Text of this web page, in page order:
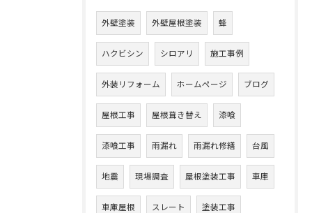
外壁塗装 外壁屋根塗装 蜂
ハクビシン シロアリ 施工事例
外装リフォーム ホームページ ブログ
屋根工事 屋根葺き替え 漆喰
漆喰工事 雨漏れ 雨漏れ修繕 台風
地震 現場調査 屋根塗装工事 車庫
車庫屋根 スレート 塗装工事